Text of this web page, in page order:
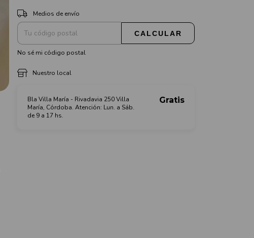
Entregas para el CP:
Medios de envío
CALCULAR
No sé mi código postal
Nuestro local
Bla Villa María - Rivadavia 250 Villa
María, Córdoba. Atención: Lun. a Sáb.
de 9 a 17 hs.
Gratis